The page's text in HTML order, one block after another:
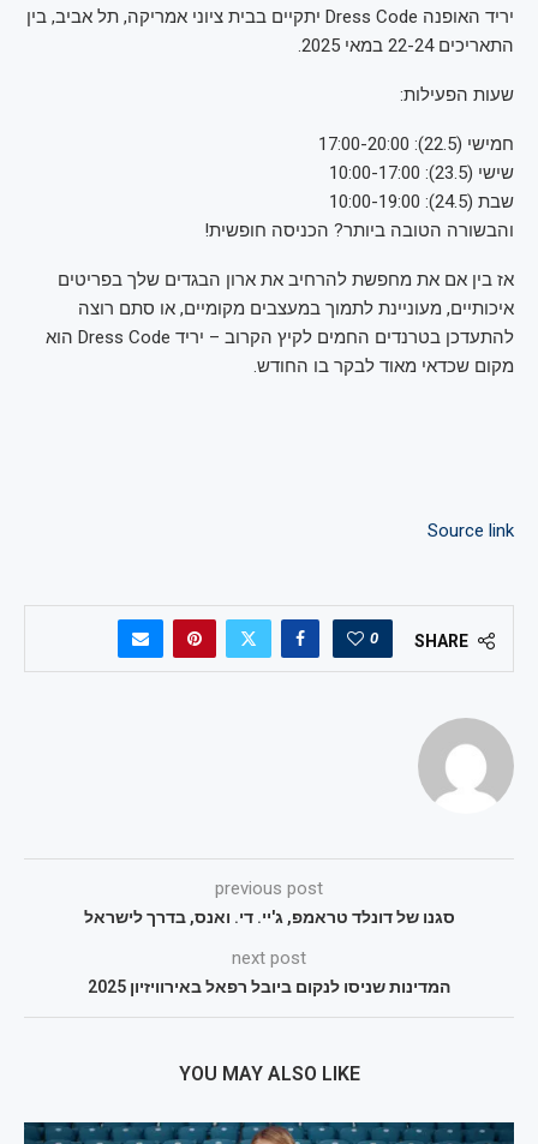
יריד האופנה Dress Code יתקיים בבית ציוני אמריקה, תל אביב, בין
התאריכים 22-24 במאי 2025.
שעות הפעילות:
חמישי (22.5): 17:00-20:00
שישי (23.5): 10:00-17:00
שבת (24.5): 10:00-19:00
והבשורה הטובה ביותר? הכניסה חופשית!
אז בין אם את מחפשת להרחיב את ארון הבגדים שלך בפריטים
איכותיים, מעוניינת לתמוך במעצבים מקומיים, או סתם רוצה
להתעדכן בטרנדים החמים לקיץ הקרוב – יריד Dress Code הוא
מקום שכדאי מאוד לבקר בו החודש.
Source link
SHARE
0
previous post
סגנו של דונלד טראמפ, ג'יי. די. ואנס, בדרך לישראל
next post
המדינות שניסו לנקום ביובל רפאל באירוויזיון 2025
YOU MAY ALSO LIKE